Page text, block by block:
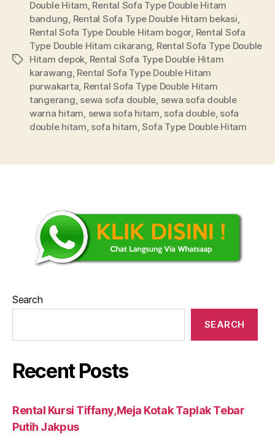
Tags
Double Hitam, Rental Sofa Type Double Hitam
bandung, Rental Sofa Type Double Hitam bekasi,
Rental Sofa Type Double Hitam bogor, Rental Sofa
Type Double Hitam cikarang, Rental Sofa Type Double
Hitam depok, Rental Sofa Type Double Hitam
karawang, Rental Sofa Type Double Hitam
purwakarta, Rental Sofa Type Double Hitam
tangerang, sewa sofa double, sewa sofa double
warna hitam, sewa sofa hitam, sofa double, sofa
double hitam, sofa hitam,Sofa Type Double Hitam
Search
SEARCH
Recent Posts
Rental Kursi Tiffany,Meja Kotak Taplak Tebar
Putih Jakpus